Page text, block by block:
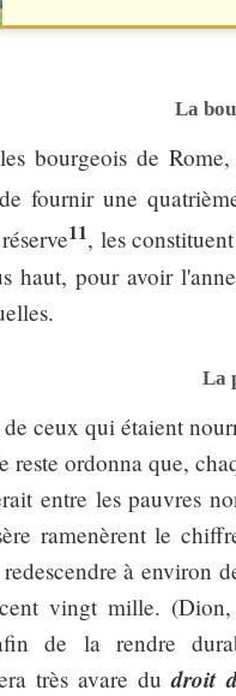
La
bourgeois de
fournir une
11, les
haut, pour avoir
La
ceux qui étaient
reste ordonna que,
entre les pauvres
ramenèrent le
à environ
vingt mille.
de la rendre
très avare dudroit